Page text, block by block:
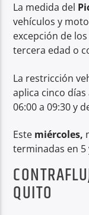
La medida del
vehículos y
excepción de
tercera edad o
La restricción
aplica cinco
06:00 a 09:30 y
Este miércoles,
terminadas en 5
QUITO